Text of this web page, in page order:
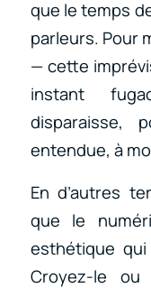
que le temps
parleurs. Pour
— cette
instant
disparaisse,
entendue, à
En d’autres
que le
esthétique
Croyez-le ou